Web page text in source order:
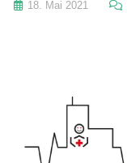
18. Mai 2021